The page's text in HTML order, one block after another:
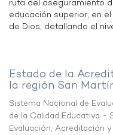
ruta del aseguramiento
educación superior, en
de Dios, detallando el
Estado de la
la región San
Sistema Nacional de
de la Calidad Educativa -
Evaluación, Acreditación